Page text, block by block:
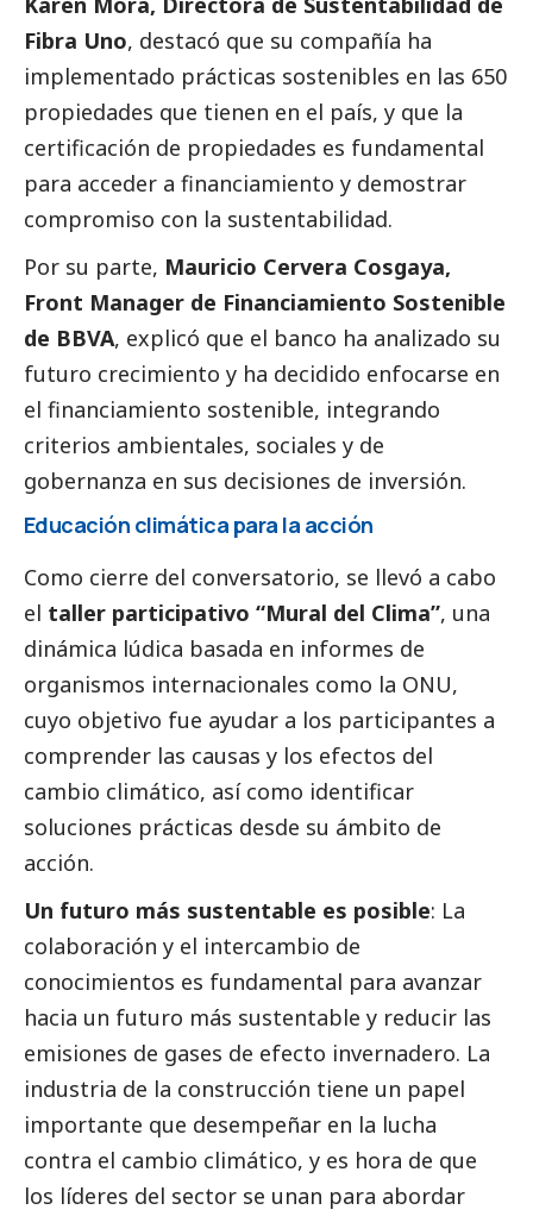
Fibra Uno, destacó que su compañía ha
implementado prácticas sostenibles en las 650
propiedades que tienen en el país, y que la
certificación de propiedades es fundamental
para acceder a financiamiento y demostrar
compromiso con la sustentabilidad.
Por su parte, Mauricio Cervera Cosgaya,
Front Manager de Financiamiento Sostenible
de BBVA, explicó que el banco ha analizado su
futuro crecimiento y ha decidido enfocarse en
el financiamiento sostenible, integrando
criterios ambientales, sociales y de
gobernanza en sus decisiones de inversión.
Educación climática para la acción
Como cierre del conversatorio, se llevó a cabo
el taller participativo “Mural del Clima”, una
dinámica lúdica basada en informes de
organismos internacionales como la ONU,
cuyo objetivo fue ayudar a los participantes a
comprender las causas y los efectos del
cambio climático, así como identificar
soluciones prácticas desde su ámbito de
acción.
Un futuro más sustentable es posible: La
colaboración y el intercambio de
conocimientos es fundamental para avanzar
hacia un futuro más sustentable y reducir las
emisiones de gases de efecto invernadero. La
industria de la construcción tiene un papel
importante que desempeñar en la lucha
contra el cambio climático, y es hora de que
los líderes del sector se unan para abordar